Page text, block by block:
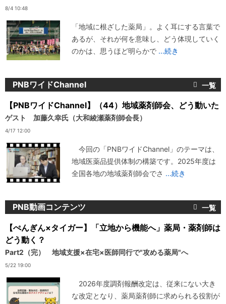
8/4 10:48
「地域に根ざした薬局」。よく耳にする言葉で
あるが、それが何を意味し、どう体現していく
のかは、思うほど明らかで ...続き
PNBワイドChannel
【PNBワイドChannel】（44）地域薬剤師会、どう動いた
ゲスト 加藤久幸氏（大和綾瀬薬剤師会長）
4/17 12:00
今回の「PNBワイドChannel」のテーマは、
地域医薬品提供体制の構築です。2025年度は
全国各地の地域薬剤師会でさ ...続き
PNB動画コンテンツ
【ぺんぎん×タイガー】「立地から機能へ」薬局・薬剤師は
どう動く？
Part2（完） 地域支援×在宅×医師同行で"攻める薬局"へ
5/22 19:00
2026年度調剤報酬改定は、従来にない大き
な改定となり、薬局薬剤師に求められる役割が